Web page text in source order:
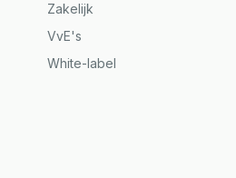
Zakelijk
VvE's
White-label